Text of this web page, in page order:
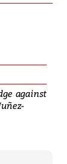
against